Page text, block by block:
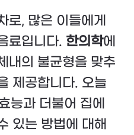
로, 많은 이들에게
료입니다. 한의학에
내의 불균형을 맞추
제공합니다. 오늘
능과 더불어 집에
있는 방법에 대해